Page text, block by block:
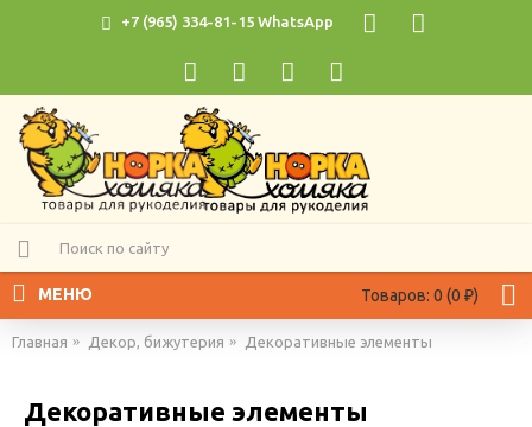
+7 (965) 334-81-15 WhatsApp
Товаров: 0 (0 ₽)
МЕНЮ
Главная Декор, бижутерия Декоративные элементы
Декоративные элементы